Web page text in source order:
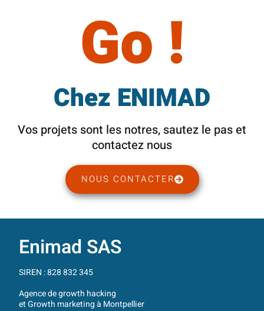
Go !
Chez ENIMAD
Vos projets sont les notres, sautez le pas et
contactez nous
NOUS CONTACTER
Enimad SAS
SIREN : 828 832 345
Agence de growth hacking
et Growth marketing à Montpellier